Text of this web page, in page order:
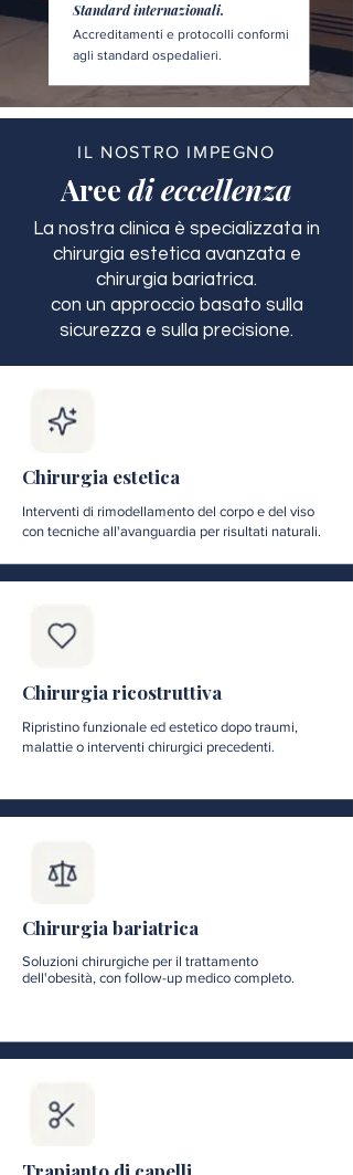
Standard internazionali.
Accreditamenti e protocolli conformi
agli standard ospedalieri.
IL NOSTRO IMPEGNO
Aree di eccellenza
La nostra clinica è specializzata in
chirurgia estetica avanzata e
chirurgia bariatrica.
con un approccio basato sulla
sicurezza e sulla precisione.
Chirurgia estetica
Interventi di rimodellamento del corpo e del viso
con tecniche all'avanguardia per risultati naturali.
Chirurgia ricostruttiva
Ripristino funzionale ed estetico dopo traumi,
malattie o interventi chirurgici precedenti.
Chirurgia bariatrica
Soluzioni chirurgiche per il trattamento
dell'obesità, con follow-up medico completo.